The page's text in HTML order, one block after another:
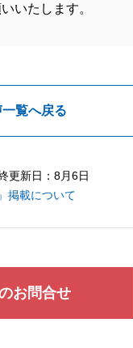
いたします。
覧へ戻る
更新日：8月6日
掲載について
お問合せ